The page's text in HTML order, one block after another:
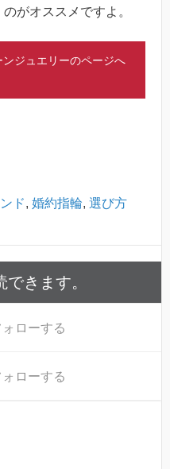
がオススメですよ。
ジュエリーのページへ
ド, 婚約指輪, 選び方
きます。
ローする
ローする